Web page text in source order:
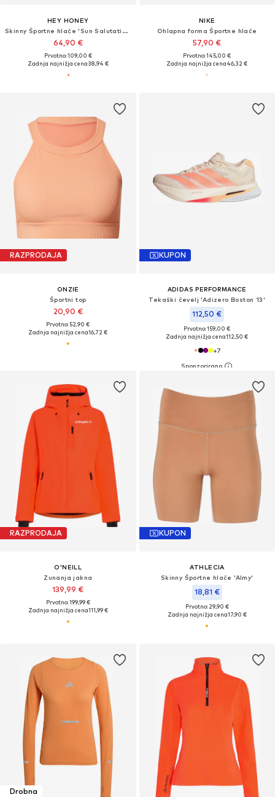
HEY HONEY
Skinny Športne hlače 'Sun Salutation'
64,90 €
Prvotno: 109,00 €
Zadnja najnižja cena38,94 €
NIKE
Ohlapna forma Športne hlače
57,90 €
Prvotno: 145,00 €
Zadnja najnižja cena46,32 €
RAZPRODAJA
ONZIE
Športni top
20,90 €
Prvotno: 52,90 €
Zadnja najnižja cena16,72 €
KUPON
ADIDAS PERFORMANCE
Tekaški čevelj 'Adizero Boston 13'
112,50 €
Prvotno: 159,00 €
Zadnja najnižja cena112,50 €
+7
RAZPRODAJA
O'NEILL
Zunanja jakna
139,99 €
Prvotno: 199,99 €
Zadnja najnižja cena111,99 €
KUPON
ATHLECIA
Skinny Športne hlače 'Almy'
18,81 €
Prvotno: 29,90 €
Zadnja najnižja cena17,90 €
Drobna